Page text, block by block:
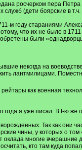
росчерком пера Петра
служб (дети боярские в
м году стараниями
что их не было в
были
некогда на
лантмилицами.
как военная
года я уже писал. В I-ю
Так как они
чины, у которых о
многие вчерашние
кто там куда